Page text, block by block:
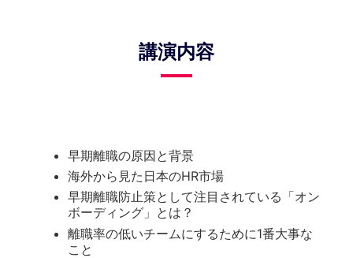
講演内容
早期離職の原因と背景
海外から見た日本のHR市場
早期離職防止策として注目されている「オン
ボーディング」とは？
離職率の低いチームにするために1番大事な
こと